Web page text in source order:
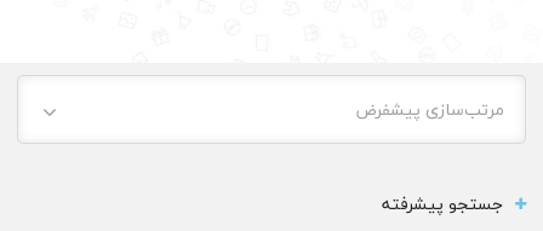
مرتب‌سازی پیشفرض
جستجو پیشرفته